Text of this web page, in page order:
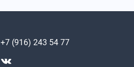
+7 (916) 243 54 77